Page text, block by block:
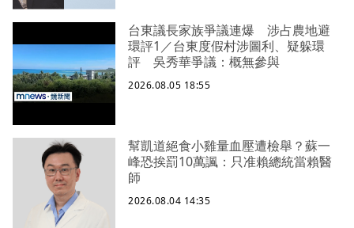
台東議長家族爭議連爆 涉占農地避
環評1／台東度假村涉圖利、疑躲環
評 吳秀華爭議：概無參與
2026.08.05 18:55
幫凱道絕食小雞量血壓遭檢舉？蘇一
峰恐挨罰10萬諷：只准賴總統當賴醫
師
2026.08.04 14:35